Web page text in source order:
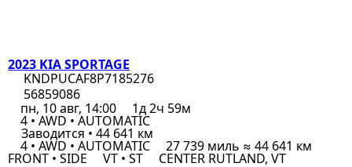
2023 KIA SPORTAGE
KNDPUCAF8P7185276
56859086
пн, 10 авг, 14:00
1д 2ч 59м
4 • AWD • AUTOMATIC
Заводится • 44 641 км
4 • AWD • AUTOMATIC 27 739 миль ≈ 44 641 км
FRONT • SIDE VT • ST CENTER RUTLAND, VT